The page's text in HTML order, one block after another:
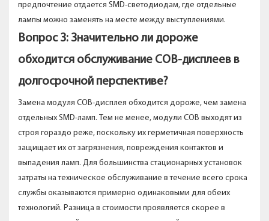
предпочтение отдается SMD-светодиодам, где отдельные
лампы можно заменять на месте между выступлениями.
Вопрос 3: Значительно ли дороже
обходится обслуживание COB-дисплеев в
долгосрочной перспективе?
Замена модуля COB-дисплея обходится дороже, чем замена
отдельных SMD-ламп. Тем не менее, модули COB выходят из
строя гораздо реже, поскольку их герметичная поверхность
защищает их от загрязнения, повреждения контактов и
выпадения ламп. Для большинства стационарных установок
затраты на техническое обслуживание в течение всего срока
службы оказываются примерно одинаковыми для обеих
технологий. Разница в стоимости проявляется скорее в